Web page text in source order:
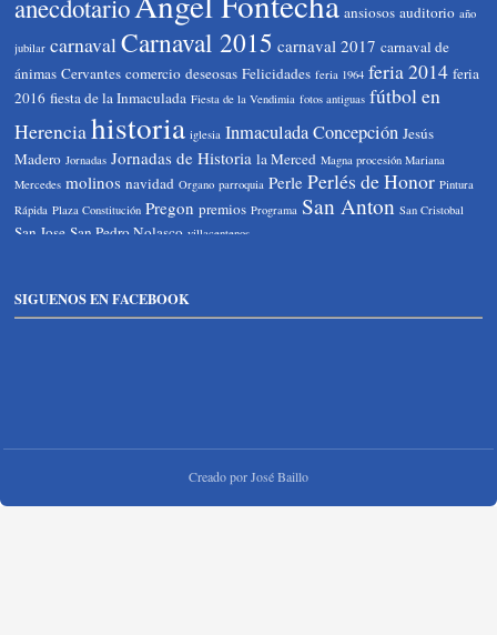
anecdotario ansiosos auditorio año
jubilar carnaval Carnaval 2015 carnaval 2017 carnaval de
ánimas Cervantes comercio deseosas Felicidades feria 1964 feria 2014 feria
2016 fiesta de la Inmaculada Fiesta de la Vendimia fotos antiguas fútbol en
Herenciahistoria iglesia Inmaculada Concepción Jesús
Madero Jornadas Jornadas de Historia la Merced Magna procesión Mariana
Mercedes molinos navidad Organo parroquia Perle Perlés de Honor Pintura
Rápida Plaza Constitución Pregon premios Programa San Anton San Cristobal
San Jose San Pedro Nolasco villacentenos
SIGUENOS EN FACEBOOK
Creado por José Baillo